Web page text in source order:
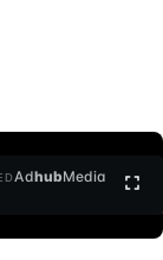
AdhubMedia